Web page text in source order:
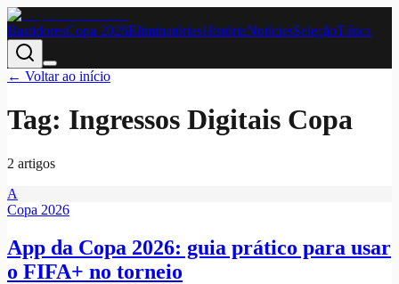
BastidoresCopa 2026EliminatóriasHistóriaNotíciasSeleçãoTática
← Voltar ao início
Tag: Ingressos Digitais Copa
2 artigos
A
Copa 2026
App da Copa 2026: guia prático para usar
o FIFA+ no torneio